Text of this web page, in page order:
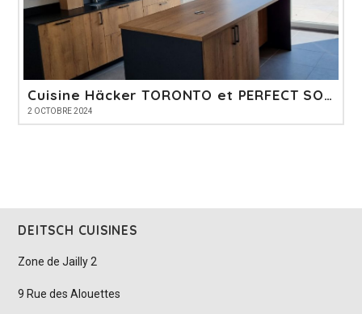
Cuisine Häcker TORONTO et PERFECT SOFT
2 OCTOBRE 2024
DEITSCH CUISINES
Zone de Jailly 2
9 Rue des Alouettes